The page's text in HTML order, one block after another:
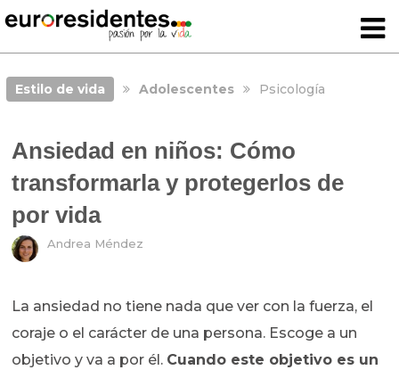
Estilo de vida Adolescentes Psicología
Ansiedad en niños: Cómo
transformarla y protegerlos de
por vida
Andrea Méndez
La ansiedad no tiene nada que ver con la fuerza, el
coraje o el carácter de una persona. Escoge a un
objetivo y va a por él. Cuando este objetivo es un